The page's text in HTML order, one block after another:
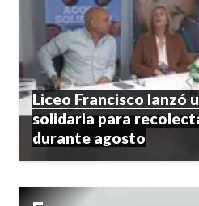
Liceo Francisco lanzó
solidaria para
durante agosto